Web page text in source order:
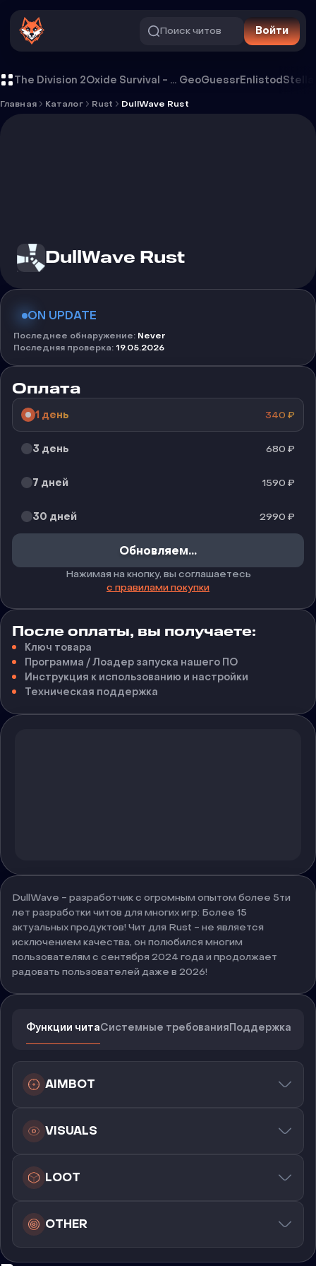
Поиск читов Войти
The Division 2 Oxide Survival - Rust Mobile GeoGuessrEnlistodStella
Главная Каталог Rust DullWave Rust
DullWave Rust
ON UPDATE
Последнее обнаружение: Never
Последняя проверка: 19.05.2026
Оплата
1 день 340 ₽
3 день 680 ₽
7 дней 1590 ₽
30 дней 2990 ₽
Обновляем...
Нажимая на кнопку, вы соглашаетесь
с правилами покупки
После оплаты, вы получаете:
Ключ товара
Программа / Лоадер запуска нашего ПО
Инструкция к использованию и настройки
Техническая поддержка
DullWave - разработчик с огромным опытом более 5ти
лет разработки читов для многих игр: Более 15
актуальных продуктов! Чит для Rust - не является
исключением качества, он полюбился многим
пользователям с сентября 2024 года и продолжает
радовать пользователей даже в 2026!
Функции читаСистемные требованияПоддержка
AIMBOT
VISUALS
LOOT
OTHER